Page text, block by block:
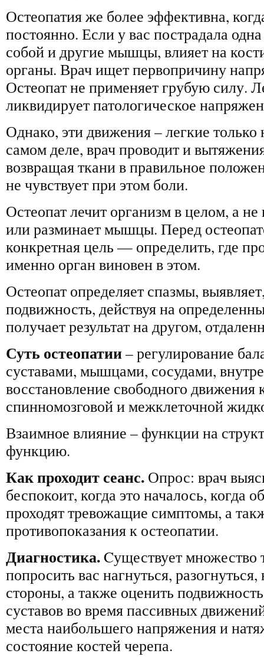
Остеопатия же более эффективна,
постоянно. Если у вас пострадала
собой и другие мышцы, влияет на
органы. Врач ищет первопричину
Остеопат не применяет грубую силу.
ликвидирует патологическое
Однако, эти движения – легкие
самом деле, врач проводит и
возвращая ткани в правильное
не чувствует при этом боли.
Остеопат лечит организм в целом, а
или разминает мышцы. Перед
конкретная цель — определить, где
именно орган виновен в этом.
Остеопат определяет спазмы,
подвижность, действуя на
получает результат на другом,
Суть остеопатии– регулирование
суставами, мышцами, сосудами,
восстановление свободного
спинномозговой и межклеточной
Взаимное влияние – функции на
функцию.
Как проходит сеанс. Опрос: врач
беспокоит, когда это началось, когда
проходят тревожащие симптомы, а
противопоказания к остеопатии.
Диагностика.Cуществует множество
попросить вас нагнуться,
стороны, а также оценить
суставов во время пассивных
места наибольшего напряжения и
состояние костей черепа.